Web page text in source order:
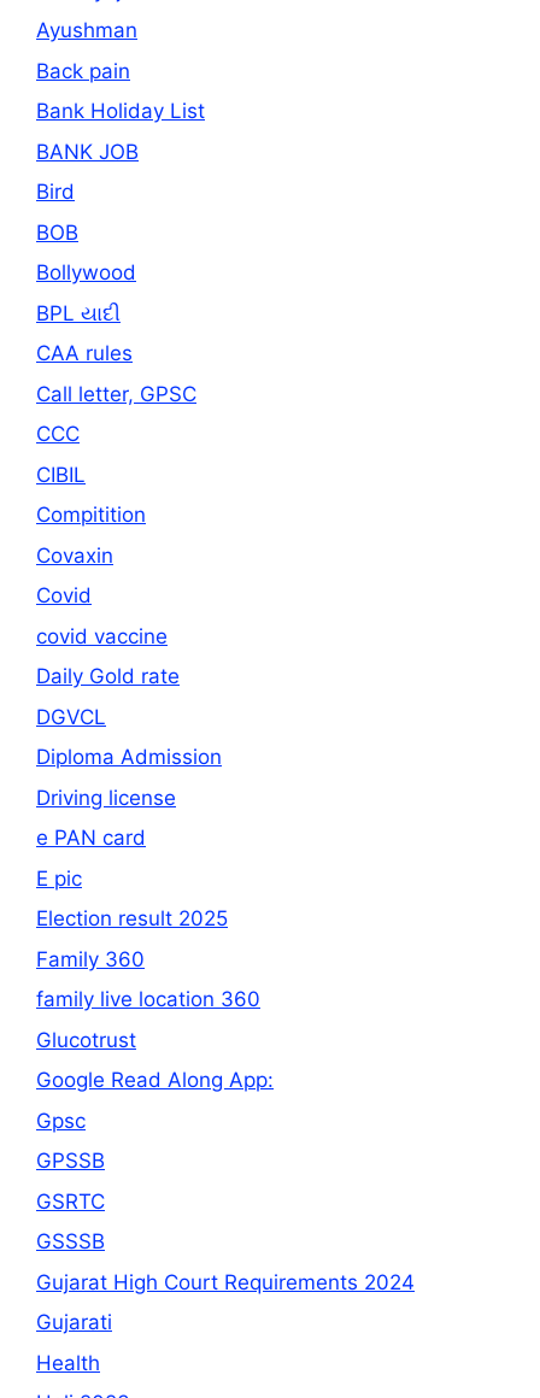
Ayushman
Back pain
Bank Holiday List
BANK JOB
Bird
BOB
Bollywood
BPL યાદી
CAA rules
Call letter, GPSC
CCC
CIBIL
Compitition
Covaxin
Covid
covid vaccine
Daily Gold rate
DGVCL
Diploma Admission
Driving license
e PAN card
E pic
Election result 2025
Family 360
family live location 360
Glucotrust
Google Read Along App:
Gpsc
GPSSB
GSRTC
GSSSB
Gujarat High Court Requirements 2024
Gujarati
Health